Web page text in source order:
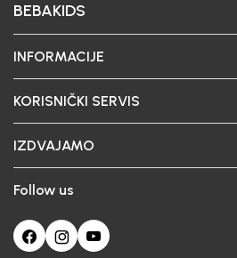
BEBAKIDS
INFORMACIJE
KORISNIČKI SERVIS
IZDVAJAMO
Follow us